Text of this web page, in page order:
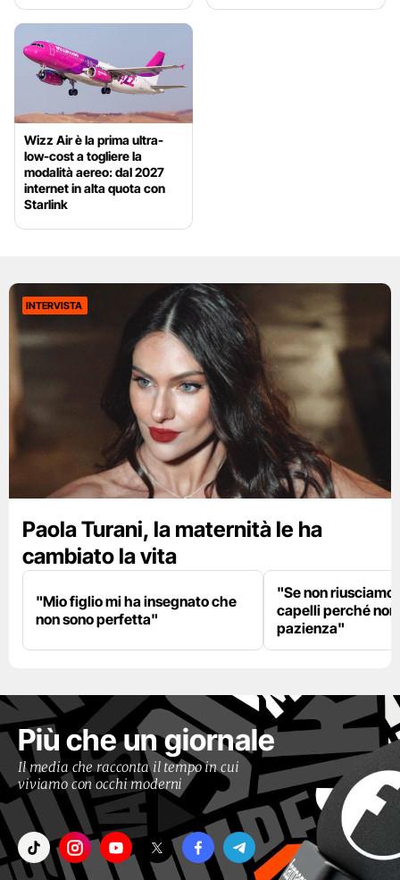
Wizz Air è la prima ultra-
low-cost a togliere la
modalità aereo: dal 2027
internet in alta quota con
Starlink
INTERVISTA
Paola Turani, la maternità le ha
cambiato la vita
"Mio figlio mi ha insegnato che
non sono perfetta"
"Se non riusciamo
capelli perché
pazienza"
Più che un giornale
Il media che racconta il tempo in cui
viviamo con occhi moderni